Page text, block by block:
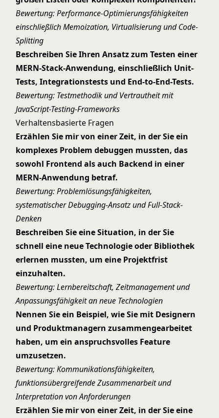
Bewertung: Performance-Optimierungsfähigkeiten
einschließlich Memoization, Virtualisierung und Code-
Splitting
Beschreiben Sie Ihren Ansatz zum Testen einer
MERN-Stack-Anwendung, einschließlich Unit-
Tests, Integrationstests und End-to-End-Tests.
Bewertung: Testmethodik und Vertrautheit mit
JavaScript-Testing-Frameworks
Verhaltensbasierte Fragen
Erzählen Sie mir von einer Zeit, in der Sie ein
komplexes Problem debuggen mussten, das
sowohl Frontend als auch Backend in einer
MERN-Anwendung betraf.
Bewertung: Problemlösungsfähigkeiten,
systematischer Debugging-Ansatz und Full-Stack-
Denken
Beschreiben Sie eine Situation, in der Sie
schnell eine neue Technologie oder Bibliothek
erlernen mussten, um eine Projektfrist
einzuhalten.
Bewertung: Lernbereitschaft, Zeitmanagement und
Anpassungsfähigkeit an neue Technologien
Nennen Sie ein Beispiel, wie Sie mit Designern
und Produktmanagern zusammengearbeitet
haben, um ein anspruchsvolles Feature
umzusetzen.
Bewertung: Kommunikationsfähigkeiten,
funktionsübergreifende Zusammenarbeit und
Interpretation von Anforderungen
Erzählen Sie mir von einer Zeit, in der Sie eine